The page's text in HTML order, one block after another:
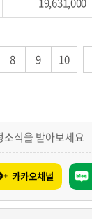
8 9 10
식을 받아보세요
카카오채널